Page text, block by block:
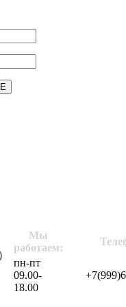
Мы
работаем:
пн-пт
09.00-
18.00